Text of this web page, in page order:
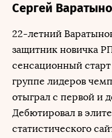
Сергей
22-летний
защитник новичка
сенсационный старт
группе лидеров
отыграл с первой и
Дебютировал в
статистического